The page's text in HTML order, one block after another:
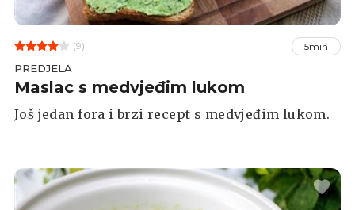
(9) 5min
PREDJELA
Maslac s medvjeđim lukom
Još jedan fora i brzi recept s medvjeđim lukom.